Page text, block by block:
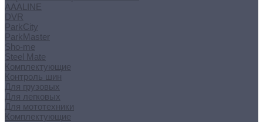
AAALINE
DVR
ParkCity
ParkMaster
Sho-me
Steel Mate
Комплектующие
Контроль шин
Для грузовых
Для легковых
Для мототехники
Комплектующие